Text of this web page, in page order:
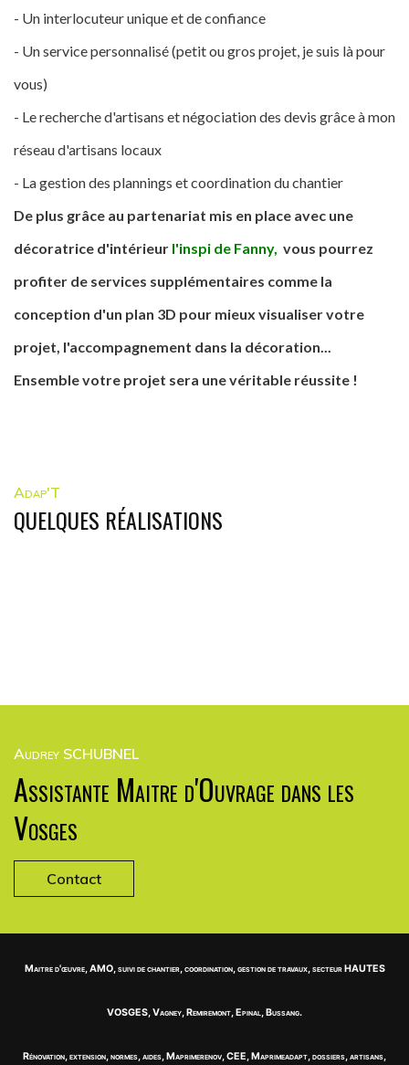
- Un interlocuteur unique et de confiance
- Un service personnalisé (petit ou gros projet, je suis là pour
vous)
- Le recherche d'artisans et négociation des devis grâce à mon
réseau d'artisans locaux
- La gestion des plannings et coordination du chantier
De plus grâce au partenariat mis en place avec une
décoratrice d'intérieur l'inspi de Fanny, vous pourrez
profiter de services supplémentaires comme la
conception d'un plan 3D pour mieux visualiser votre
projet, l'accompagnement dans la décoration...
Ensemble votre projet sera une véritable réussite !
Adap'T
QUELQUES RÉALISATIONS
Audrey SCHUBNEL
Assistante Maitre d'Ouvrage dans les
Vosges
Contact
Maitre d'œuvre, AMO, suivi de chantier, coordination, gestion de travaux, secteur HAUTES
VOSGES, Vagney, Remiremont, Epinal, Bussang.
Rénovation, extension, normes, aides, Maprimerenov, CEE, Maprimeadapt, dossiers, artisans,